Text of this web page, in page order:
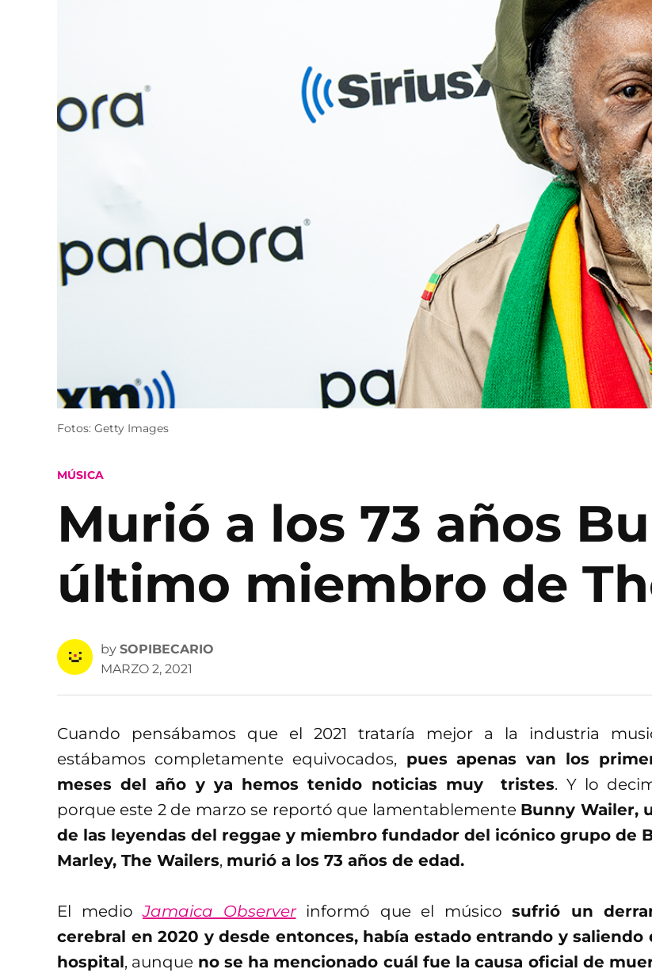
Fotos: Getty Images
POSTED
MÚSICA
Murió a los 73 años
último miembro de
by SOPIBECARIO
MARZO 2, 2021
Cuando pensábamos que el 2021 trataría mejor a la industria
estábamos completamente equivocados,pues apenas van los
meses del año y ya hemos tenido noticias muy tristes. Y lo
porque este 2 de marzo se reportó que lamentablemente Bunny Wailer,
de las leyendas del reggae y miembro fundador del icónico grupo de
Marley, The Wailers, murió a los 73 años de edad.
El medioJamaica Observerinformó que el músico sufrió un
cerebral en 2020 y desde entonces, había estado entrando y saliendo
hospital, aunque no se ha mencionado cuál fue la causa oficial de